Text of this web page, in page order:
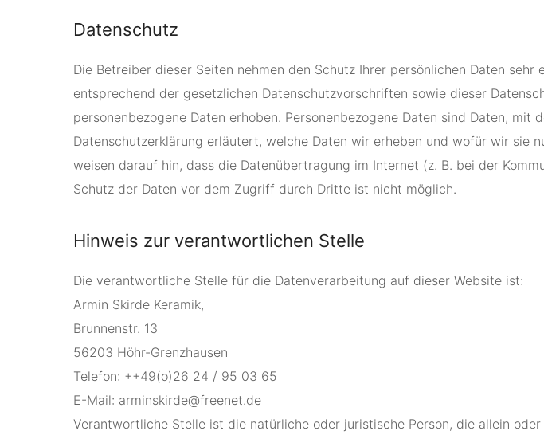
Datenschutz
Die Betreiber dieser Seiten nehmen den Schutz Ihrer persönlichen Daten
entsprechend der gesetzlichen Datenschutzvorschriften sowie dieser
personenbezogene Daten erhoben. Personenbezogene Daten sind Daten,
Datenschutzerklärung erläutert, welche Daten wir erheben und wofür wir sie
weisen darauf hin, dass die Datenübertragung im Internet (z. B. bei der
Schutz der Daten vor dem Zugriff durch Dritte ist nicht möglich.
Hinweis zur verantwortlichen Stelle
Die verantwortliche Stelle für die Datenverarbeitung auf dieser Website ist:
Armin Skirde Keramik,
Brunnenstr. 13
56203 Höhr-Grenzhausen
Telefon: ++49(o)26 24 / 95 03 65
E-Mail: arminskirde@freenet.de
Verantwortliche Stelle ist die natürliche oder juristische Person, die allein